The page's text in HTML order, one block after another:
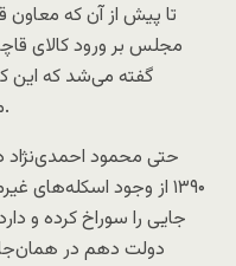
تا پیش از آن که
مجلس بر ورود کالای
گفته می‌شد که این
می‌شود که گمرک بر آن‌ها نظارتی ندارد.
حتی محمود
۱۳۹۰ از وجود
جایی را سوراخ کرده و
دولت دهم در همان‌جا